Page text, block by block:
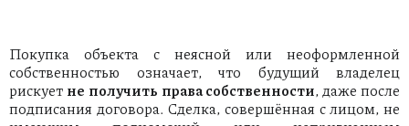
Покупка объекта с неясной или неоформленной
собственностью означает, что будущий владелец
рискует не получить права собственности, даже после
подписания договора. Сделка, совершённая с лицом, не